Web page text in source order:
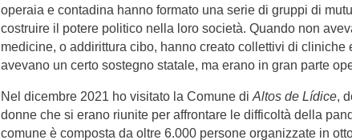
operaia e contadina hanno formato una serie di gruppi di
costruire il potere politico nella loro società. Quando non
medicine, o addirittura cibo, hanno creato collettivi di cliniche
avevano un certo sostegno statale, ma erano in gran parte
Nel dicembre 2021 ho visitato la Comune di Altos de Lídice,
donne che si erano riunite per affrontare le difficoltà della
comune è composta da oltre 6.000 persone organizzate in